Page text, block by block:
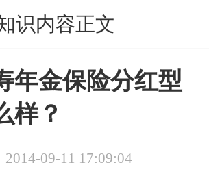
识内容正文
年金保险分红型
样？
2014-09-11 17:09:04